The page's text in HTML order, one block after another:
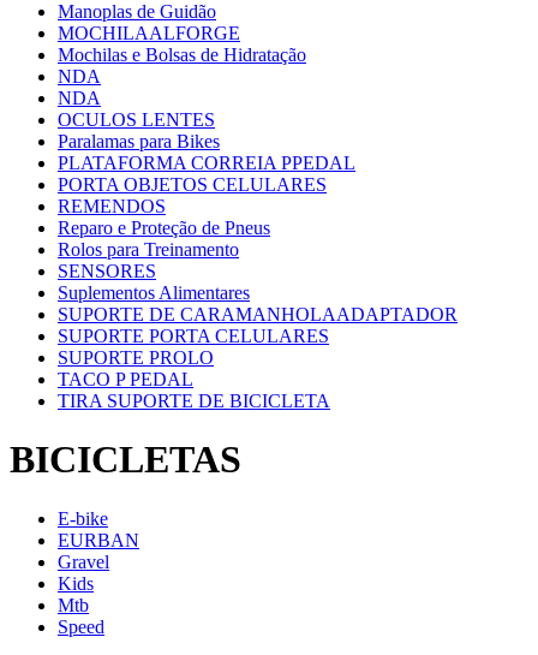
Manoplas de Guidão
MOCHILAALFORGE
Mochilas e Bolsas de Hidratação
NDA
NDA
OCULOS LENTES
Paralamas para Bikes
PLATAFORMA CORREIA PPEDAL
PORTA OBJETOS CELULARES
REMENDOS
Reparo e Proteção de Pneus
Rolos para Treinamento
SENSORES
Suplementos Alimentares
SUPORTE DE CARAMANHOLAADAPTADOR
SUPORTE PORTA CELULARES
SUPORTE PROLO
TACO P PEDAL
TIRA SUPORTE DE BICICLETA
BICICLETAS
E-bike
EURBAN
Gravel
Kids
Mtb
Speed